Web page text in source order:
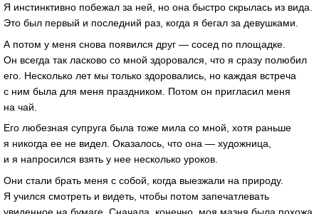
Я инстинктивно побежал за ней, но она быстро скрылась из вида.
Это был первый и последний раз, когда я бегал за девушками.
А потом у меня снова появился друг — сосед по площадке.
Он всегда так ласково со мной здоровался, что я сразу полюбил
его. Несколько лет мы только здоровались, но каждая встреча
с ним была для меня праздником. Потом он пригласил меня
на чай.
Его любезная супруга была тоже мила со мной, хотя раньше
я никогда ее не видел. Оказалось, что она — художница,
и я напросился взять у нее несколько уроков.
Они стали брать меня с собой, когда выезжали на природу.
Я учился смотреть и видеть, чтобы потом запечатлевать